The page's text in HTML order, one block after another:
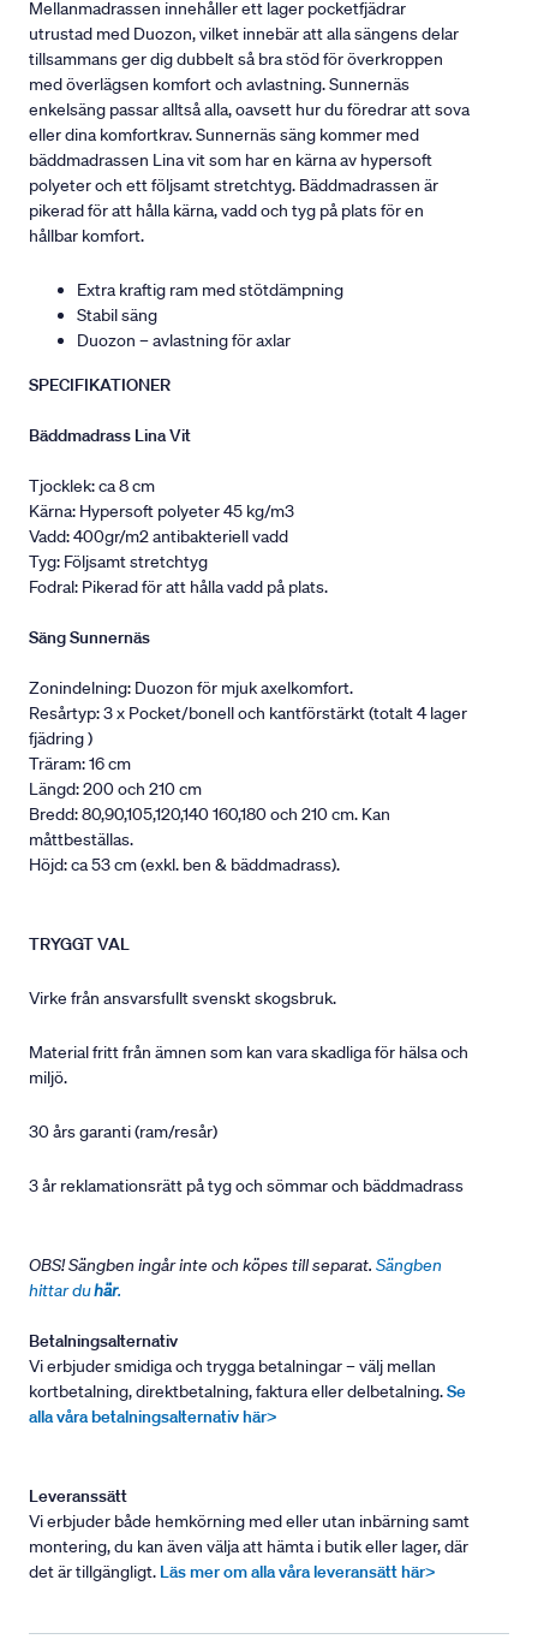
Mellanmadrassen innehåller ett lager pocketfjädrar
utrustad med Duozon, vilket innebär att alla sängens delar
tillsammans ger dig dubbelt så bra stöd för överkroppen
med överlägsen komfort och avlastning. Sunnernäs
enkelsäng passar alltså alla, oavsett hur du föredrar att sova
eller dina komfortkrav. Sunnernäs säng kommer med
bäddmadrassen Lina vit som har en kärna av hypersoft
polyeter och ett följsamt stretchtyg. Bäddmadrassen är
pikerad för att hålla kärna, vadd och tyg på plats för en
hållbar komfort.
Extra kraftig ram med stötdämpning
Stabil säng
Duozon – avlastning för axlar
SPECIFIKATIONER
Bäddmadrass Lina Vit
Tjocklek: ca 8 cm
Kärna: Hypersoft polyeter 45 kg/m3
Vadd: 400gr/m2 antibakteriell vadd
Tyg: Följsamt stretchtyg
Fodral: Pikerad för att hålla vadd på plats.
Säng Sunnernäs
Zonindelning: Duozon för mjuk axelkomfort.
Resårtyp: 3 x Pocket/bonell och kantförstärkt (totalt 4 lager
fjädring )
Träram: 16 cm
Längd: 200 och 210 cm
Bredd: 80,90,105,120,140 160,180 och 210 cm. Kan
måttbeställas.
Höjd: ca 53 cm (exkl. ben & bäddmadrass).
TRYGGT VAL
Virke från ansvarsfullt svenskt skogsbruk.
Material fritt från ämnen som kan vara skadliga för hälsa och
miljö.
30 års garanti (ram/resår)
3 år reklamationsrätt på tyg och sömmar och bäddmadrass
OBS! Sängben ingår inte och köpes till separat. Sängben
hittar duhär.
Betalningsalternativ
Vi erbjuder smidiga och trygga betalningar – välj mellan
kortbetalning, direktbetalning, faktura eller delbetalning.Se
alla våra betalningsalternativ här>
Leveranssätt
Vi erbjuder både hemkörning med eller utan inbärning samt
montering, du kan även välja att hämta i butik eller lager, där
det är tillgängligt. Läs mer om alla våra leveransätt här>